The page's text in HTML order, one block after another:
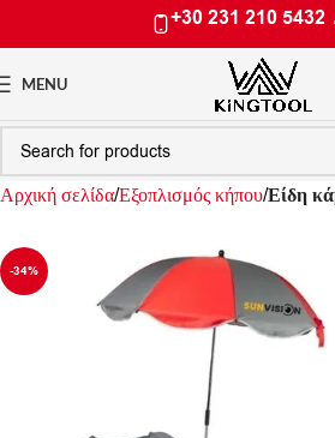
+30 231 210 5432
MENU
Αρχική σελίδαΕξοπλισμός κήπουΕίδη
-34%